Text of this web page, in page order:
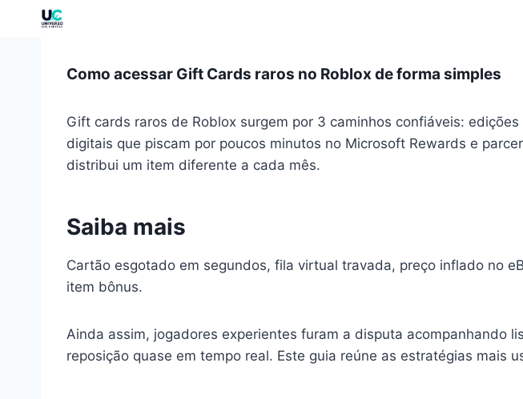
Como acessar Gift Cards raros no Roblox de forma simples
Gift cards raros de Roblox surgem por 3 caminhos confiáveis:
digitais que piscam por poucos minutos no Microsoft Rewards e
distribui um item diferente a cada mês.
Saiba mais
Cartão esgotado em segundos, fila virtual travada, preço inflado no
item bônus.
Ainda assim, jogadores experientes furam a disputa acompanhando
reposição quase em tempo real. Este guia reúne as estratégias mais